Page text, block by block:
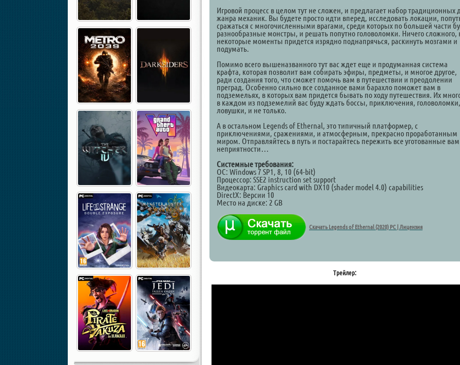
Игровой процесс в целом тут не сложен, и предлагает набор традиционных
жанра механик. Вы будете просто идти вперед, исследовать локации,
сражаться с многочисленными врагами, среди которых по большей части
разнообразные монстры, и решать попутно головоломки. Ничего сложного,
некоторые моменты придется изрядно поднапрячься, раскинуть мозгами и
подумать.
Помимо всего вышеназванного тут вас ждет еще и продуманная система
крафта, которая позволит вам собирать эфиры, предметы, и многое другое,
ради создания того, что сможет помочь вам в путешествии и преодолении
преград. Особенно сильно все созданное вами барахло поможет вам в
подземельях, в которых вам придется бывать по ходу путешествия. Их
в каждом из подземелий вас буду ждать боссы, приключения, головоломки,
ловушки, и не только.
А в остальном Legends of Ethernal, это типичный платформер, с
приключениями, сражениями, и атмосферным, прекрасно проработанным
миром. Отправляйтесь в путь и постарайтесь пережить все уготованные вам
неприятности…
Системные требования:
ОС: Windows 7 SP1, 8, 10 (64-bit)
Процессор: SSE2 instruction set support
Видеокарта: Graphics card with DX10 (shader model 4.0) capabilities
DirectX: Версии 10
Место на диске: 2 GB
Скачать Legends of Ethernal (2020) PC | Лицензия
Трейлер: